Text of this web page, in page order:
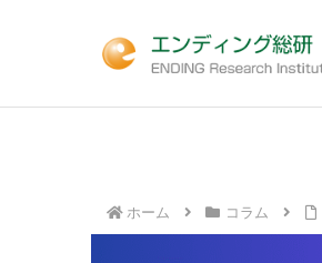
ホーム コラム